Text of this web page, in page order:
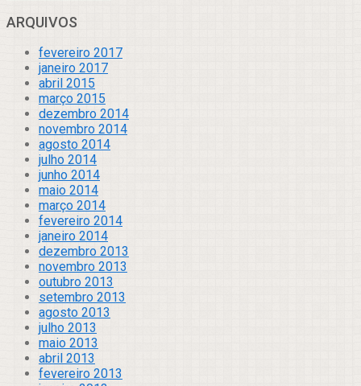
ARQUIVOS
fevereiro 2017
janeiro 2017
abril 2015
março 2015
dezembro 2014
novembro 2014
agosto 2014
julho 2014
junho 2014
maio 2014
março 2014
fevereiro 2014
janeiro 2014
dezembro 2013
novembro 2013
outubro 2013
setembro 2013
agosto 2013
julho 2013
maio 2013
abril 2013
fevereiro 2013